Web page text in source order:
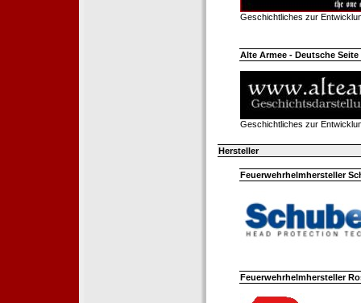
Geschichtliches zur
Alte Armee - Deutsche Seite
Geschichtliches zur
Hersteller
Feuerwehrhelmhersteller
Feuerwehrhelmhersteller